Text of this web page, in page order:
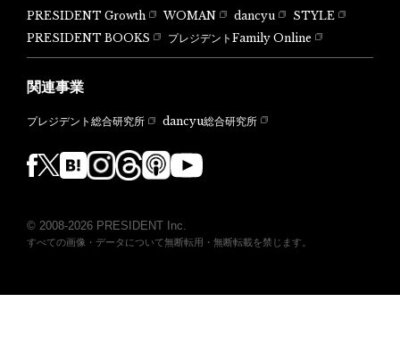
PRESIDENT Growth WOMAN dancyu
STYLE
PRESIDENT BOOKS
プレジデントFamily Online
関連事業
プレジデント総合研究所 dancyu総合研究所
© 2008-2026 PRESIDENT Inc.
すべての画像・データについて無断転用・無断転載を禁じます。